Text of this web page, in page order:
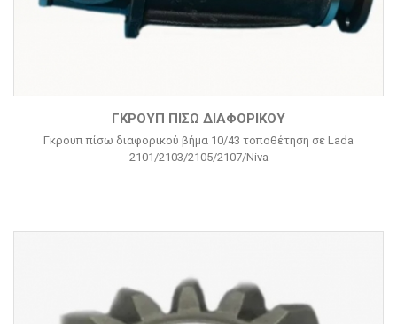
ΓΚΡΟΥΠ ΠΊΣΩ ΔΙΑΦΟΡΙΚΟΎ
Γκρουπ πίσω διαφορικού βήμα 10/43 τοποθέτηση σε Lada
2101/2103/2105/2107/Niva